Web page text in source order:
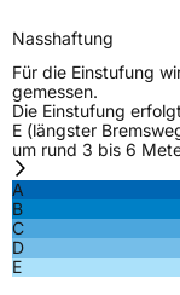
Nasshaftung
Für die Einstufung
gemessen.
Die Einstufung
E (längster
um rund 3 bis 6
A
B
C
D
E